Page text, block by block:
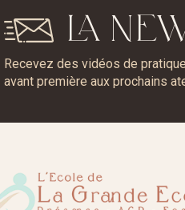
LA
Recevez des vidéos de
avant première aux prochains